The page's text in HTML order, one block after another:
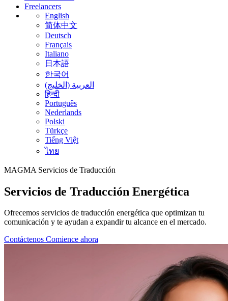
Freelancers
English
简体中文
Deutsch
Français
Italiano
日本語
한국어
العربية (الخليج)
हिन्दी
Português
Nederlands
Polski
Türkçe
Tiếng Việt
ไทย
MAGMA Servicios de Traducción
Servicios de Traducción Energética
Ofrecemos servicios de traducción energética que optimizan tu
comunicación y te ayudan a expandir tu alcance en el mercado.
Contáctenos Comience ahora